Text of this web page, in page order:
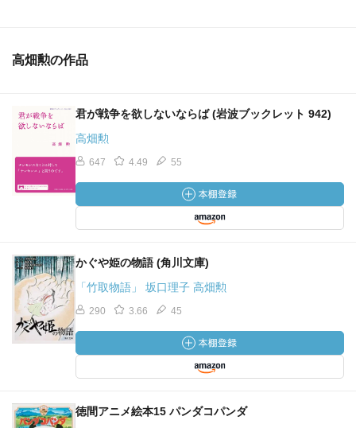
高畑勲の作品
君が戦争を欲しないならば (岩波ブックレット 942)
高畑勲
647 4.49 55
かぐや姫の物語 (角川文庫)
「竹取物語」 坂口理子 高畑勲
290 3.66 45
徳間アニメ絵本15 パンダコパンダ